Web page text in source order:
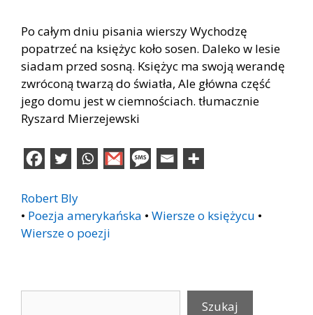
Po całym dniu pisania wierszy Wychodzę
popatrzeć na księżyc koło sosen. Daleko w lesie
siadam przed sosną. Księżyc ma swoją werandę
zwróconą twarzą do światła, Ale główna część
jego domu jest w ciemnościach. tłumacznie
Ryszard Mierzejewski
Robert Bly
• Poezja amerykańska • Wiersze o księżycu •
Wiersze o poezji
Szukaj